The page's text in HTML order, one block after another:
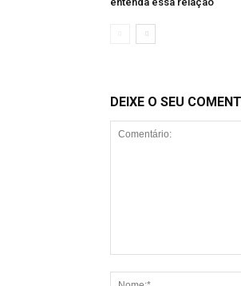
DEIXE O SEU